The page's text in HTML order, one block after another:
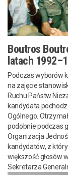
Boutros
latach
Podczas wyborów
na zajęcie
Ruchu Państw
kandydata
Ogólnego.
podobnie podczas
Organizacja
kandydatów, z
większość głosów
Sekretarza